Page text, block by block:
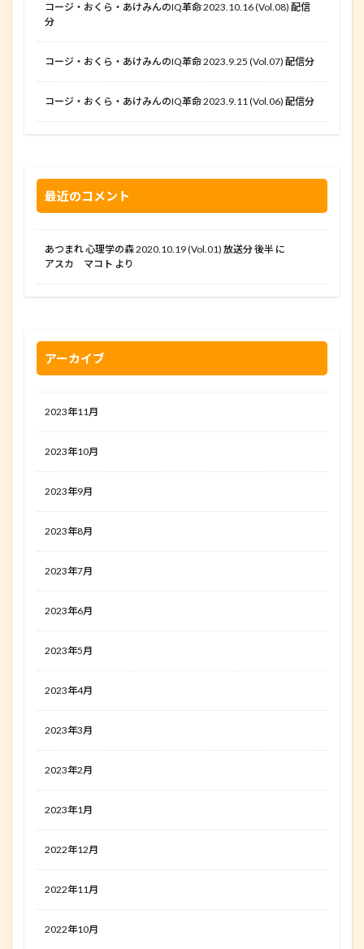
コージ・おくら・あけみんのIQ革命 2023.10.16 (Vol.08) 配信
分
コージ・おくら・あけみんのIQ革命 2023.9.25 (Vol.07) 配信分
コージ・おくら・あけみんのIQ革命 2023.9.11 (Vol.06) 配信分
最近のコメント
あつまれ 心理学の森 2020.10.19 (Vol.01) 放送分 後半 に
アスカ マコト より
アーカイブ
2023年11月
2023年10月
2023年9月
2023年8月
2023年7月
2023年6月
2023年5月
2023年4月
2023年3月
2023年2月
2023年1月
2022年12月
2022年11月
2022年10月